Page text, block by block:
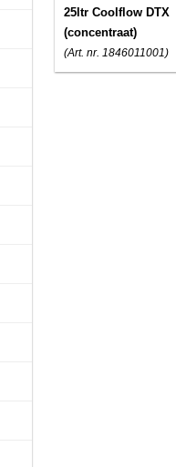
25ltr Coolflow DTX
(concentraat)
(Art. nr. 1846011001)